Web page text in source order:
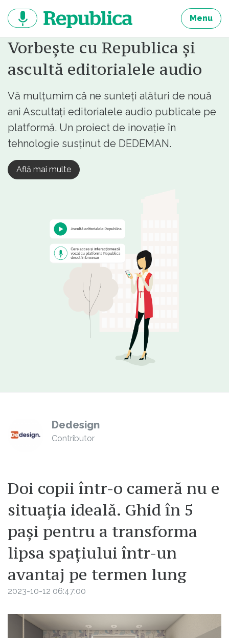
continut
Menu
Vorbește cu Republica și
ascultă editorialele audio
Vă mulțumim că ne sunteți alături de nouă
ani Ascultați editorialele audio publicate pe
platformă. Un proiect de inovație în
tehnologie susținut de DEDEMAN.
Află mai multe
Dedesign
Contributor
Doi copii într-o cameră nu e
situația ideală. Ghid în 5
pași pentru a transforma
lipsa spațiului într-un
avantaj pe termen lung
2023-10-12 06:47:00